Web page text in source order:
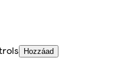
Hozzáad